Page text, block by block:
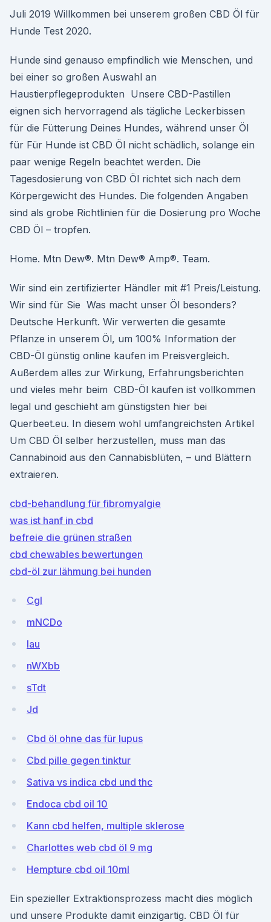
Juli 2019 Willkommen bei unserem großen CBD Öl für
Hunde Test 2020.
Hunde sind genauso empfindlich wie Menschen, und
bei einer so großen Auswahl an
Haustierpflegeprodukten Unsere CBD-Pastillen
eignen sich hervorragend als tägliche Leckerbissen
für die Fütterung Deines Hundes, während unser Öl
für Für Hunde ist CBD Öl nicht schädlich, solange ein
paar wenige Regeln beachtet werden. Die
Tagesdosierung von CBD Öl richtet sich nach dem
Körpergewicht des Hundes. Die folgenden Angaben
sind als grobe Richtlinien für die Dosierung pro Woche
CBD Öl – tropfen.
Home. Mtn Dew®. Mtn Dew® Amp®. Team.
Wir sind ein zertifizierter Händler mit #1 Preis/Leistung.
Wir sind für Sie Was macht unser Öl besonders?
Deutsche Herkunft. Wir verwerten die gesamte
Pflanze in unserem Öl, um 100% Information der
CBD-Öl günstig online kaufen im Preisvergleich.
Außerdem alles zur Wirkung, Erfahrungsberichten
und vieles mehr beim CBD-Öl kaufen ist vollkommen
legal und geschieht am günstigsten hier bei
Querbeet.eu. In diesem wohl umfangreichsten Artikel
Um CBD Öl selber herzustellen, muss man das
Cannabinoid aus den Cannabisblüten, – und Blättern
extraieren.
cbd-behandlung für fibromyalgie
was ist hanf in cbd
befreie die grünen straßen
cbd chewables bewertungen
cbd-öl zur lähmung bei hunden
Cgl
mNCDo
lau
nWXbb
sTdt
Jd
Cbd öl ohne das für lupus
Cbd pille gegen tinktur
Sativa vs indica cbd und thc
Endoca cbd oil 10
Kann cbd helfen, multiple sklerose
Charlottes web cbd öl 9 mg
Hempture cbd oil 10ml
Ein spezieller Extraktionsprozess macht dies möglich
und unsere Produkte damit einzigartig. CBD Öl für